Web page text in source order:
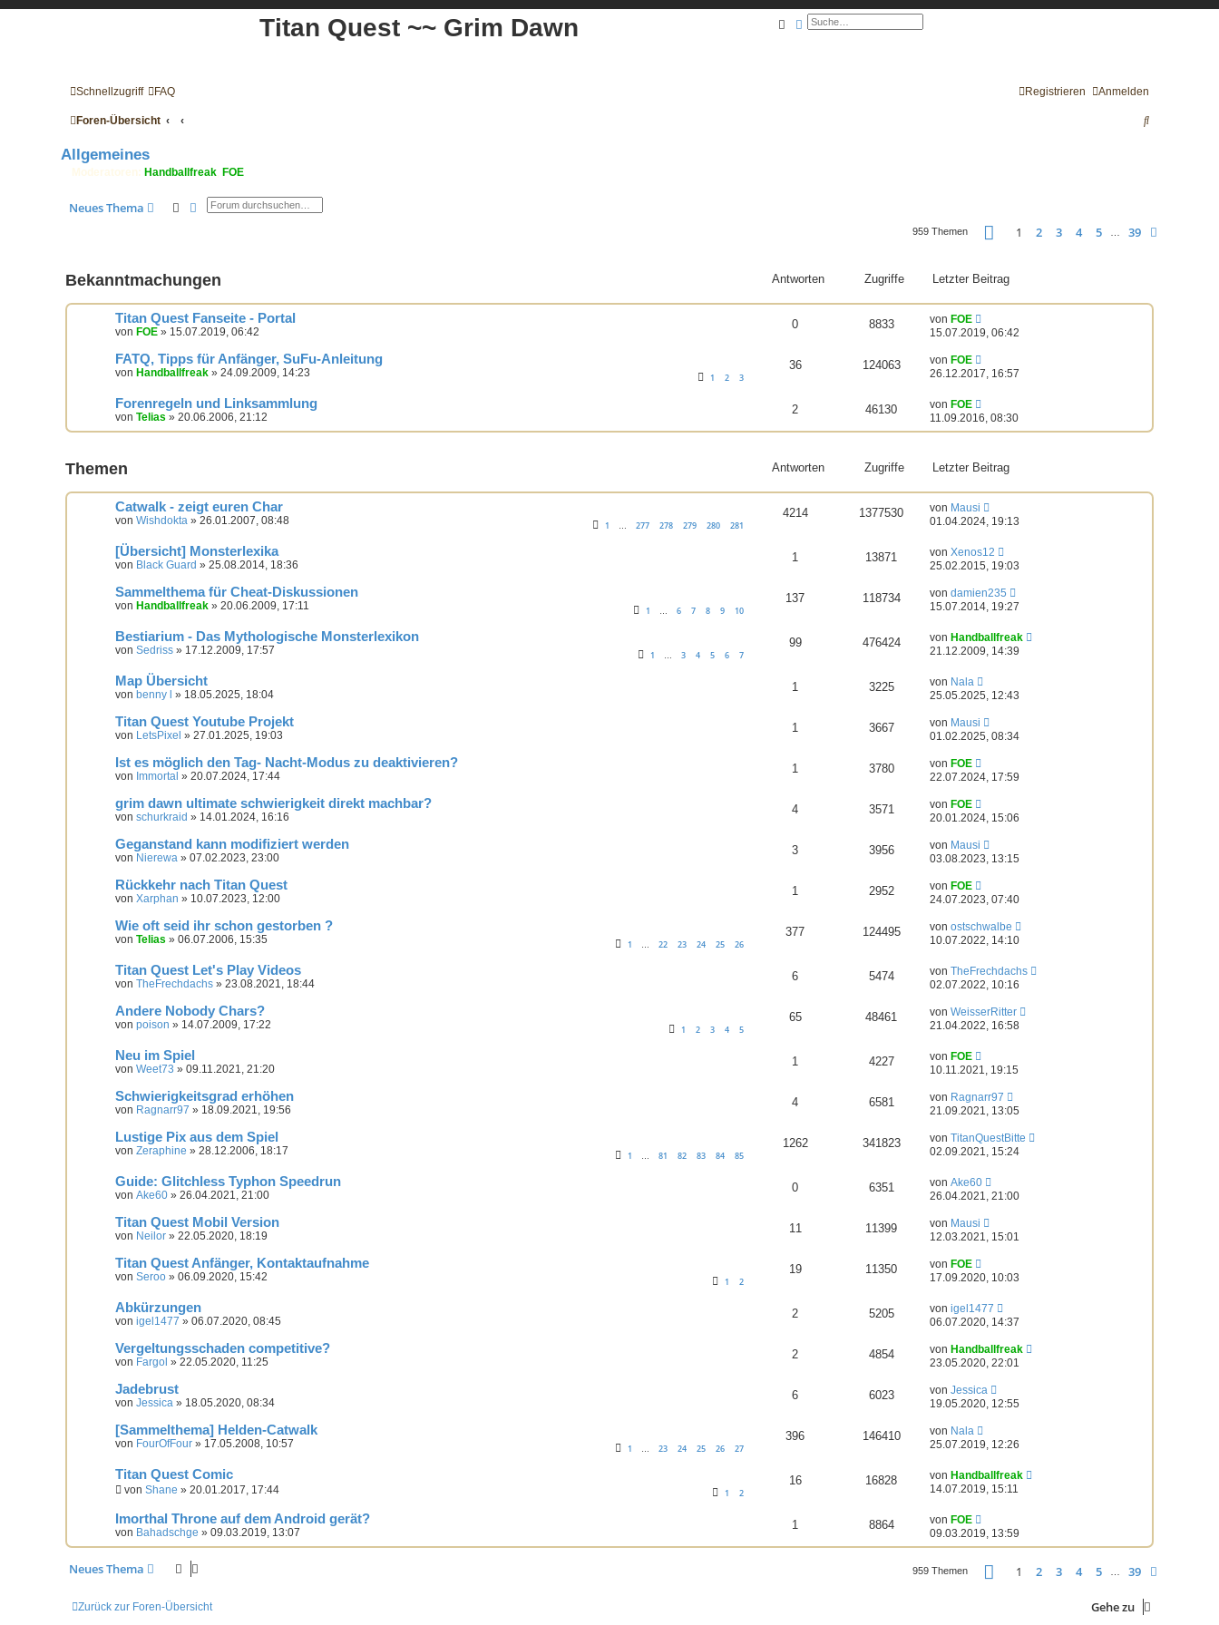
Titan Quest ~~ Grim Dawn SucheErweiterte Suche
Schnellzugriff FAQ Anmelden
Registrieren
Foren-Übersicht
S
Allgemeines
Moderatoren: Handballfreak FOE
Neues Thema SucheErweiterte Suche
959 Themen Seite von39
1 2 3 4 5 39
Bekanntmachungen Antworten Zugriffe Letzter Beitrag
Titan Quest Fanseite - Portal
vonFOE » 15.07.2019, 06:42
0 8833 von FOE
15.07.2019, 06:42
FATQ, Tipps für Anfänger, SuFu-Anleitung
vonHandballfreak » 24.09.2009, 14:23 1 2 3
36 124063 von FOE
26.12.2017, 16:57
Forenregeln und Linksammlung
vonTelias » 20.06.2006, 21:12
2 46130 von FOE
11.09.2016, 08:30
Themen Antworten Zugriffe Letzter Beitrag
Catwalk - zeigt euren Char
vonWishdokta » 26.01.2007, 08:48 1 … 277 278 279 280 281
4214 1377530 von Mausi
01.04.2024, 19:13
[Übersicht] Monsterlexika
von Black Guard » 25.08.2014, 18:36
1 13871 von Xenos12
25.02.2015, 19:03
Sammelthema für Cheat-Diskussionen
vonHandballfreak » 20.06.2009, 17:11 1 … 6 7 8 9 10
137 118734 von damien235
15.07.2014, 19:27
Bestiarium - Das Mythologische Monsterlexikon
vonSedriss » 17.12.2009, 17:57 1 … 3 4 5 6 7
99 476424 von Handballfreak
21.12.2009, 14:39
Map Übersicht
vonbenny l » 18.05.2025, 18:04
1 3225 von Nala
25.05.2025, 12:43
Titan Quest Youtube Projekt
von LetsPixel » 27.01.2025, 19:03
1 3667 von Mausi
01.02.2025, 08:34
Ist es möglich den Tag- Nacht-Modus zu deaktivieren?
von Immortal » 20.07.2024, 17:44
1 3780 von FOE
22.07.2024, 17:59
grim dawn ultimate schwierigkeit direkt machbar?
vonschurkraid » 14.01.2024, 16:16
4 3571 von FOE
20.01.2024, 15:06
Geganstand kann modifiziert werden
von Nierewa » 07.02.2023, 23:00
3 3956 von Mausi
03.08.2023, 13:15
Rückkehr nach Titan Quest
vonXarphan » 10.07.2023, 12:00
1 2952 von FOE
24.07.2023, 07:40
Wie oft seid ihr schon gestorben ?
vonTelias » 06.07.2006, 15:35 1 … 22 23 24 25 26
377 124495 von ostschwalbe
10.07.2022, 14:10
Titan Quest Let's Play Videos
vonTheFrechdachs » 23.08.2021, 18:44
6 5474 von TheFrechdachs
02.07.2022, 10:16
Andere Nobody Chars?
vonpoison » 14.07.2009, 17:22 1 2 3 4 5
65 48461 von WeisserRitter
21.04.2022, 16:58
Neu im Spiel
vonWeet73 » 09.11.2021, 21:20
1 4227 von FOE
10.11.2021, 19:15
Schwierigkeitsgrad erhöhen
von Ragnarr97 » 18.09.2021, 19:56
4 6581 von Ragnarr97
21.09.2021, 13:05
Lustige Pix aus dem Spiel
vonZeraphine » 28.12.2006, 18:17 1 … 81 82 83 84 85
1262 341823 von TitanQuestBitte
02.09.2021, 15:24
Guide: Glitchless Typhon Speedrun
vonAke60 » 26.04.2021, 21:00
0 6351 von Ake60
26.04.2021, 21:00
Titan Quest Mobil Version
von Neilor » 22.05.2020, 18:19
11 11399 von Mausi
12.03.2021, 15:01
Titan Quest Anfänger, Kontaktaufnahme
vonSeroo » 06.09.2020, 15:42 1 2
19 11350 von FOE
17.09.2020, 10:03
Abkürzungen
vonigel1477 » 06.07.2020, 08:45
2 5205 von igel1477
06.07.2020, 14:37
Vergeltungsschaden competitive?
von Fargol » 22.05.2020, 11:25
2 4854 von Handballfreak
23.05.2020, 22:01
Jadebrust
vonJessica » 18.05.2020, 08:34
6 6023 von Jessica
19.05.2020, 12:55
[Sammelthema] Helden-Catwalk
von FourOfFour » 17.05.2008, 10:57 1 … 23 24 25 26 27
396 146410 von Nala
25.07.2019, 12:26
Titan Quest Comic
vonShane » 20.01.2017, 17:44 1 2
16 16828 von Handballfreak
14.07.2019, 15:11
Imorthal Throne auf dem Android gerät?
von Bahadschge » 09.03.2019, 13:07
1 8864 von FOE
09.03.2019, 13:59
Neues Thema 959 Themen Seite von39
1 2 3 4 5 39
Zurück zur Foren-Übersicht Gehe zu